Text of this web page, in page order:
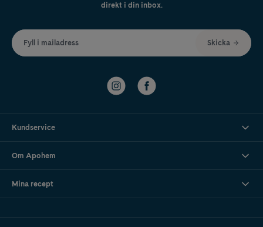
direkt i din inbox.
Fyll i mailadress Skicka
Kundservice
Om Apohem
Mina recept